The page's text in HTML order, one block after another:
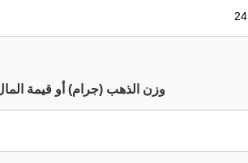
وزن الذهب (جرام) أو قيمة